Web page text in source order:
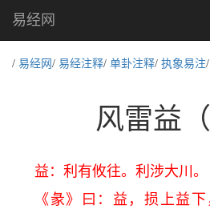
易经网
/ 易经网 / 易经注释/ 单卦注释/ 执象易注
风雷益（
益：利有攸往。利涉大川。
《彖》曰：益，损上益